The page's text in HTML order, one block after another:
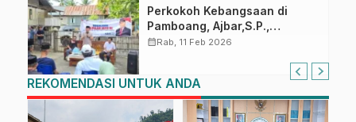
Perkokoh Kebangsaan di
Pamboang, Ajbar,S.P.,
Sosialisasi Empat Pilar di Desa
calendar_monthRab, 11 Feb 2026
REKOMENDASI UNTUK ANDA